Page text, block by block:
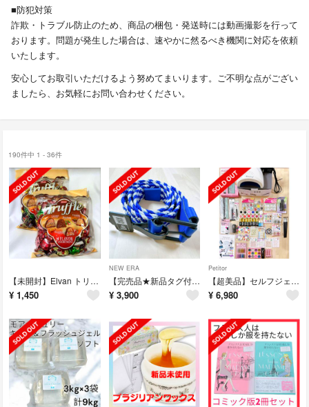
■防犯対策
詐欺・トラブル防止のため、商品の梱包・発送時には動画撮影を行って
おります。問題が発生した場合は、速やかに然るべき機関に対応を依頼
いたします。
安心してお取引いただけるよう努めてまいります。ご不明な点がござい
ましたら、お気軽にお問い合わせください。
190件中 1 - 36件
【未開封】Elvan トリュフ アソート チョコレート 大袋 423g ×2袋
¥ 1,450
NEW ERA
【完売品★新品タグ付】NEWERA ストレッチウィーブ ベルト ニューエラ
¥ 3,900
Petitor
【超美品】セルフジェルネイル 豪華キット一式 LEDライト付
¥ 6,980